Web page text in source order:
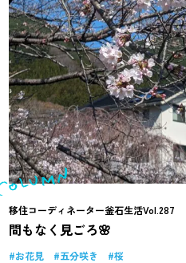
移住コーディネーター釜石生活Vol.287
間もなく見ごろ🌸
お花見 五分咲き 桜